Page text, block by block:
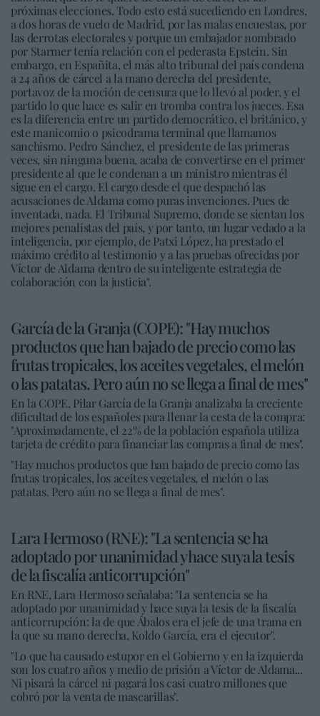
próximas elecciones. Todo esto está sucediendo en Londres,
a dos horas de vuelo de Madrid, por las malas encuestas, por
las derrotas electorales y porque un embajador nombrado
por Starmer tenía relación con el pederasta Epstein. Sin
embargo, en Españita, el más alto tribunal del país condena
a 24 años de cárcel a la mano derecha del presidente,
portavoz de la moción de censura que lo llevó al poder, y el
partido lo que hace es salir en tromba contra los jueces. Esa
es la diferencia entre un partido democrático, el británico, y
este manicomio o psicodrama terminal que llamamos
sanchismo. Pedro Sánchez, el presidente de las primeras
veces, sin ninguna buena, acaba de convertirse en el primer
presidente al que le condenan a un ministro mientras él
sigue en el cargo. El cargo desde el que despachó las
acusaciones de Aldama como puras invenciones. Pues de
inventada, nada. El Tribunal Supremo, donde se sientan los
mejores penalistas del país, y por tanto, un lugar vedado a la
inteligencia, por ejemplo, de Patxi López, ha prestado el
máximo crédito al testimonio y a las pruebas ofrecidas por
Víctor de Aldama dentro de su inteligente estrategia de
colaboración con la justicia".
García de la Granja (COPE): "Hay muchos
productos que han bajado de precio como las
frutas tropicales, los aceites vegetales, el melón
o las patatas. Pero aún no se llega a final de mes"
En la COPE, Pilar García de la Granja analizaba la creciente
dificultad de los españoles para llenar la cesta de la compra:
"Aproximadamente, el 22% de la población española utiliza
tarjeta de crédito para financiar las compras a final de mes".
"Hay muchos productos que han bajado de precio como las
frutas tropicales, los aceites vegetales, el melón o las
patatas. Pero aún no se llega a final de mes".
Lara Hermoso (RNE): "La sentencia se ha
adoptado por unanimidad y hace suya la tesis
de la fiscalía anticorrupción"
En RNE, Lara Hermoso señalaba: "La sentencia se ha
adoptado por unanimidad y hace suya la tesis de la fiscalía
anticorrupción: la de que Ábalos era el jefe de una trama en
la que su mano derecha, Koldo García, era el ejecutor".
"Lo que ha causado estupor en el Gobierno y en la izquierda
son los cuatro años y medio de prisión a Víctor de Aldama...
Ni pisará la cárcel ni pagará los casi cuatro millones que
cobró por la venta de mascarillas".